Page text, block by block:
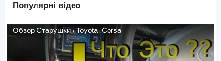
Популярні відео
Обзор Старушки / Toyota_Corsa